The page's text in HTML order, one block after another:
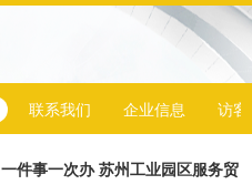
联系我们 企业信息 访客
一件事一次办 苏州工业园区服务贸